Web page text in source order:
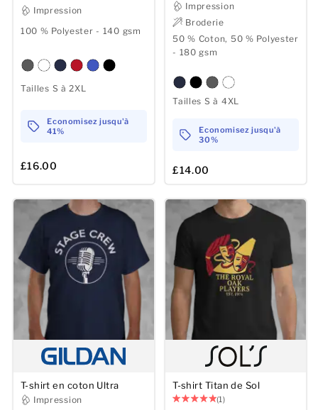
Impression
100 % Polyester - 140 gsm
Tailles S à 2XL
Economisez jusqu'à
41%
£16.00
Impression
Broderie
50 % Coton, 50 % Polyester
- 180 gsm
Tailles S à 4XL
Economisez jusqu'à
30%
£14.00
T-shirt en coton Ultra
Impression
T-shirt Titan de Sol
(1)